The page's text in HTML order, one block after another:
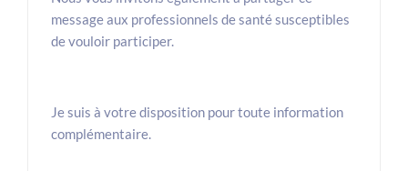
message aux professionnels de santé susceptibles
de vouloir participer.
Je suis à votre disposition pour toute information
complémentaire.